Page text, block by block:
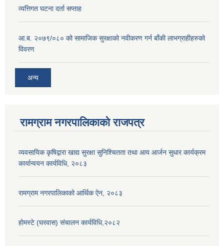
व्यत्तिगत घटना दर्ता सप्ताह
आ.ब. २०७९/०८० को सामाजिक सुरक्षाको नवीकरण गर्न बाँकी लाभग्राहीहरुको
विवरण
अन्य
रामग्राम नगरपालिकाको राजपत्र
व्यवसायिक कृषिद्वारा खाद्य सुरक्षा सुनिश्चितता तथा आय आर्जन सुधार कार्यक्रम
कार्यान्वयन कार्यविधि, २०८३
रामग्राम नगरपालिकाको आर्थिक ऐन, २०८३
होमस्टे (घरवास) संचालन कार्यविधि,२०८२